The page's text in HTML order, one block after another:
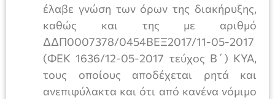
έλαβε γνώση των όρων της διακήρυξης,
καθώς και της με αριθμό
ΔΔΠ0007378/0454ΒΕΞ2017/11-05-2017
(ΦΕΚ 1636/12-05-2017 τεύχος Β΄) ΚΥΑ,
τους οποίους αποδέχεται ρητά και
ανεπιφύλακτα και ότι από κανένα νόμιμο